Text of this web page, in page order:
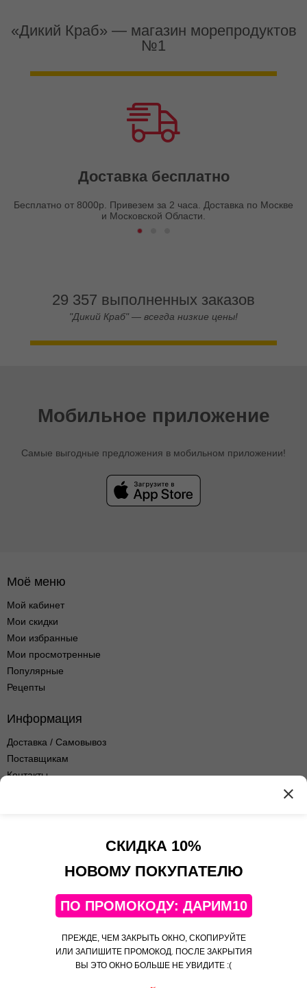
«Дикий Краб» — магазин морепродуктов
№1
Доставка бесплатно
Бесплатно от 8000р. Привезем за 2 часа. Доставка по Москве
и Московской Области.
29 357 выполненных заказов
"Дикий Краб" — всегда низкие цены!
Мобильное приложение
Самые выгодные предложения в мобильном приложении!
Моё меню
Мой кабинет
Мои скидки
Мои избранные
Мои просмотренные
Популярные
Рецепты
Информация
Доставка / Самовывоз
Поставщикам
Контакты
Telegram
Яндекс Коллекции
СКИДКА 10%
НОВОМУ ПОКУПАТЕЛЮ
ПО ПРОМОКОДУ: ДАРИМ10
ПРЕЖДЕ, ЧЕМ ЗАКРЫТЬ ОКНО, СКОПИРУЙТЕ
ИЛИ ЗАПИШИТЕ ПРОМОКОД. ПОСЛЕ ЗАКРЫТИЯ
ВЫ ЭТО ОКНО БОЛЬШЕ НЕ УВИДИТЕ :(